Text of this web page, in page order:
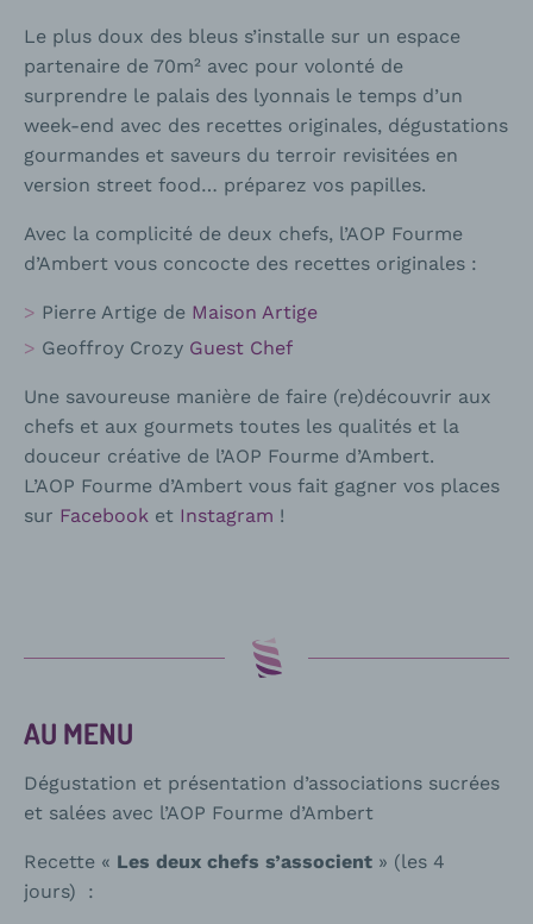
Le plus doux des bleus s’installe sur un espace
partenaire de 70m² avec pour volonté de
surprendre le palais des lyonnais le temps d’un
week-end avec des recettes originales, dégustations
gourmandes et saveurs du terroir revisitées en
version street food… préparez vos papilles.
Avec la complicité de deux chefs, l’AOP Fourme
d’Ambert vous concocte des recettes originales :
Pierre Artige de Maison Artige
Geoffroy Crozy Guest Chef
Une savoureuse manière de faire (re)découvrir aux
chefs et aux gourmets toutes les qualités et la
douceur créative de l’AOP Fourme d’Ambert.
L’AOP Fourme d’Ambert vous fait gagner vos places
sur Facebook et Instagram !
AU MENU
Dégustation et présentation d’associations sucrées
et salées avec l’AOP Fourme d’Ambert
Recette « Les deux chefs s’associent » (les 4
jours) :